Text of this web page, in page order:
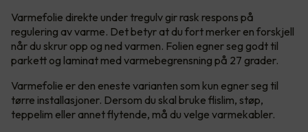
Varmefolie direkte under tregulv gir rask respons på
regulering av varme. Det betyr at du fort merker en forskjell
når du skrur opp og ned varmen. Folien egner seg godt til
parkett og laminat med varmebegrensning på 27 grader.
Varmefolie er den eneste varianten som kun egner seg til
tørre installasjoner. Dersom du skal bruke flislim, støp,
teppelim eller annet flytende, må du velge varmekabler.